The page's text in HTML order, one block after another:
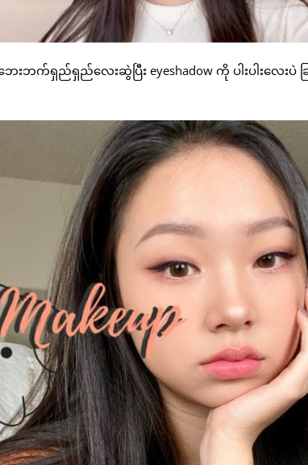
ဘက်ရှည်ရှည်လေးဆွဲပြီး eyeshadow ကို ပါးပါးလေးပဲ